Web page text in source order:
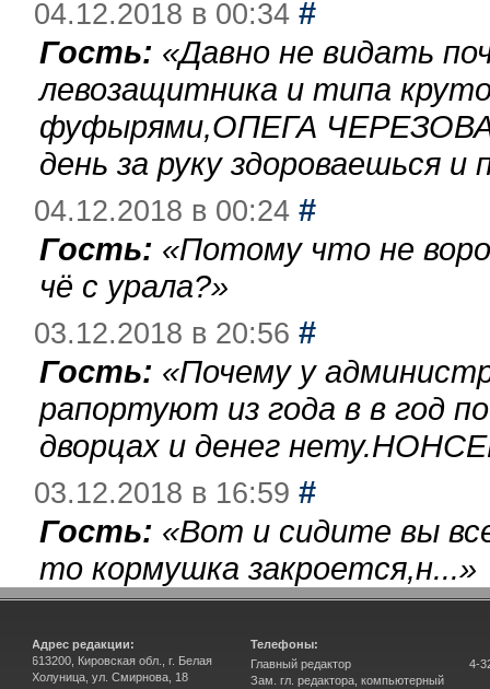
04.12.2018 в 00:34 #
Гость: «Давно не видать
левозащитника и типа
фуфырями,ОПЕГА
день за руку здороваешься
04.12.2018 в 00:24 #
Гость: «Потому что не
чё с урала?»
03.12.2018 в 20:56 #
Гость: «Почему у
рапортуют из года в в год
дворцах и денег
03.12.2018 в 16:59 #
Гость: «Вот и сидите вы
то кормушка закроется,н...»
Адрес редакции:
613200, Кировская обл., г. Белая
Холуница, ул. Смирнова, 18
Телефоны:
Главный редактор
Зам. гл. редактора, компьютерный
4-